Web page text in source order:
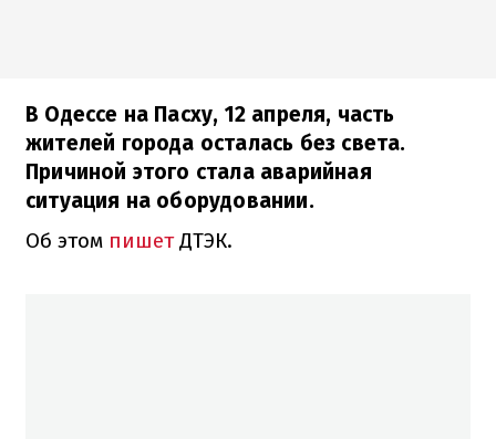
В Одессе на Пасху, 12 апреля, часть
жителей города осталась без света.
Причиной этого стала аварийная
ситуация на оборудовании.
Об этом пишетДТЭК.